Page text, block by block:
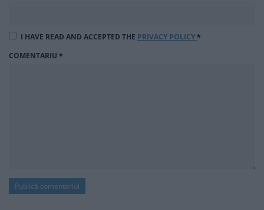
I HAVE READ AND ACCEPTED THE PRIVACY POLICY*
COMENTARIU *